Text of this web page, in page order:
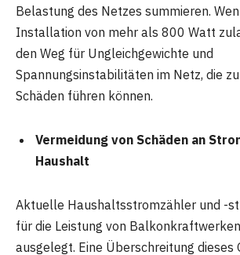
Belastung des Netzes summieren.
Installation von mehr als 800 Watt
den Weg für Ungleichgewichte und
Spannungsinstabilitäten im Netz, die
Schäden führen können.
Vermeidung von Schäden an
Haushalt
Aktuelle Haushaltsstromzähler und -
für die Leistung von
ausgelegt. Eine Überschreitung dieses